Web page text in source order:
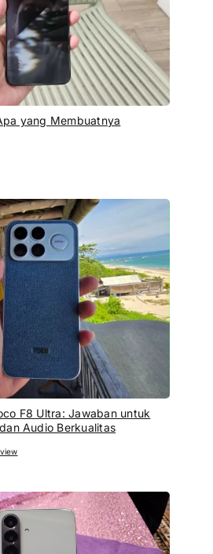
yang Membuatnya
F8 Ultra: Jawaban untuk
Audio Berkualitas